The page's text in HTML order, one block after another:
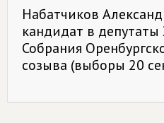
Набатчиков
кандидат в депутаты
Собрания
созыва (выборы 20